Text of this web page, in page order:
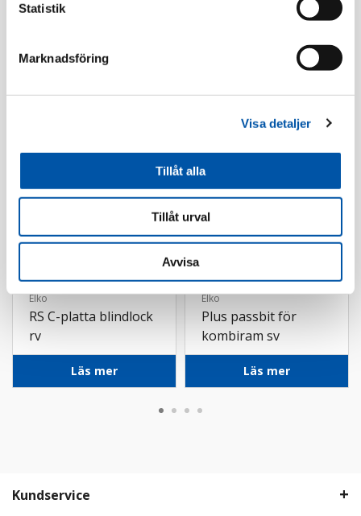
Statistik
Marknadsföring
Visa detaljer
Tillåt alla
Tillåt urval
Avvisa
Specifikation
Tillbehör
Elko
RS C-platta blindlock
rv
Läs mer
Elko
Plus passbit för
kombiram sv
Läs mer
Kundservice